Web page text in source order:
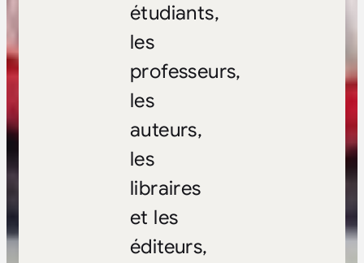
étudiants,
les
professeurs,
les
auteurs,
les
libraires
et les
éditeurs,